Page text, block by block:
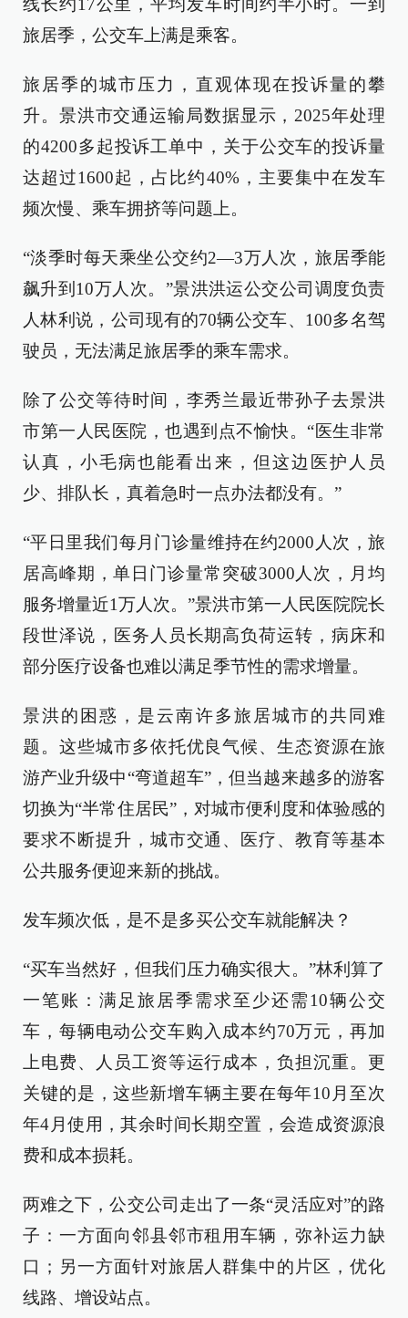
线长约17公里，平均发车时间约半小时。一到
旅居季，公交车上满是乘客。
旅居季的城市压力，直观体现在投诉量的攀
升。景洪市交通运输局数据显示，2025年处理
的4200多起投诉工单中，关于公交车的投诉量
达超过1600起，占比约40%，主要集中在发车
频次慢、乘车拥挤等问题上。
“淡季时每天乘坐公交约2—3万人次，旅居季能
飙升到10万人次。”景洪洪运公交公司调度负责
人林利说，公司现有的70辆公交车、100多名驾
驶员，无法满足旅居季的乘车需求。
除了公交等待时间，李秀兰最近带孙子去景洪
市第一人民医院，也遇到点不愉快。“医生非常
认真，小毛病也能看出来，但这边医护人员
少、排队长，真着急时一点办法都没有。”
“平日里我们每月门诊量维持在约2000人次，旅
居高峰期，单日门诊量常突破3000人次，月均
服务增量近1万人次。”景洪市第一人民医院院长
段世泽说，医务人员长期高负荷运转，病床和
部分医疗设备也难以满足季节性的需求增量。
景洪的困惑，是云南许多旅居城市的共同难
题。这些城市多依托优良气候、生态资源在旅
游产业升级中“弯道超车”，但当越来越多的游客
切换为“半常住居民”，对城市便利度和体验感的
要求不断提升，城市交通、医疗、教育等基本
公共服务便迎来新的挑战。
发车频次低，是不是多买公交车就能解决？
“买车当然好，但我们压力确实很大。”林利算了
一笔账：满足旅居季需求至少还需10辆公交
车，每辆电动公交车购入成本约70万元，再加
上电费、人员工资等运行成本，负担沉重。更
关键的是，这些新增车辆主要在每年10月至次
年4月使用，其余时间长期空置，会造成资源浪
费和成本损耗。
两难之下，公交公司走出了一条“灵活应对”的路
子：一方面向邻县邻市租用车辆，弥补运力缺
口；另一方面针对旅居人群集中的片区，优化
线路、增设站点。